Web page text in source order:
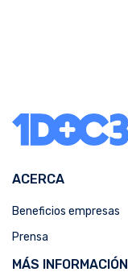
ACERCA
Beneficios empresas
Prensa
MÁS INFORMACIÓN